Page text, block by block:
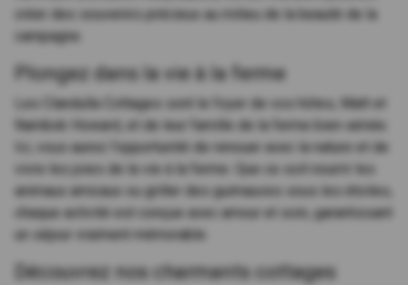
créer des souvenirs précieux au milieu de la beauté de la
campagne.
Plongez dans la vie à la ferme
Les Clandulla Cottages sont le foyer de vos hôtes, Matt et
Nambok Howard, et de leur famille de la ferme bien-aimée.
Ici, vous aurez l'opportunité de renouer avec la nature et de
vivre les joies de la vie à la ferme. Que ce soit nourrir les
animaux amicaux ou griller des guimauves sous les étoiles,
chaque activité est conçue avec amour et soin, garantissant
un séjour vraiment mémorable.
Découvrez nos charmants cottages